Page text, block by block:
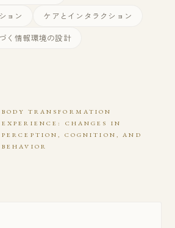
ョン
ケアとインタラクション
く情報環境の設計
BODY TRANSFORMATION
EXPERIENCE: CHANGES IN
PERCEPTION, COGNITION, AND
BEHAVIOR